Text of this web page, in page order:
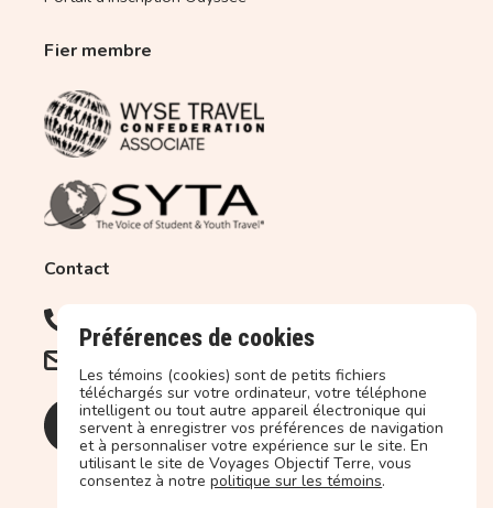
Fier membre
Contact
1.877.679.2227 (Sans frais)
Préférences de cookies
Les témoins (cookies) sont de petits fichiers
téléchargés sur votre ordinateur, votre téléphone
intelligent ou tout autre appareil électronique qui
servent à enregistrer vos préférences de navigation
et à personnaliser votre expérience sur le site. En
utilisant le site de Voyages Objectif Terre, vous
consentez à notrepolitique sur les témoins.